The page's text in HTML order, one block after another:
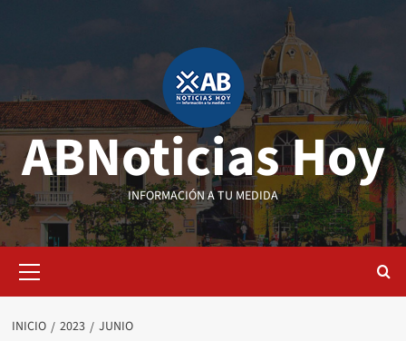
ABNoticias Hoy
INFORMACIÓN A TU MEDIDA
primario
INICIO 2023 JUNIO